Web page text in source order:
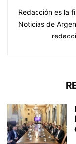
Redacción es la
Noticias de